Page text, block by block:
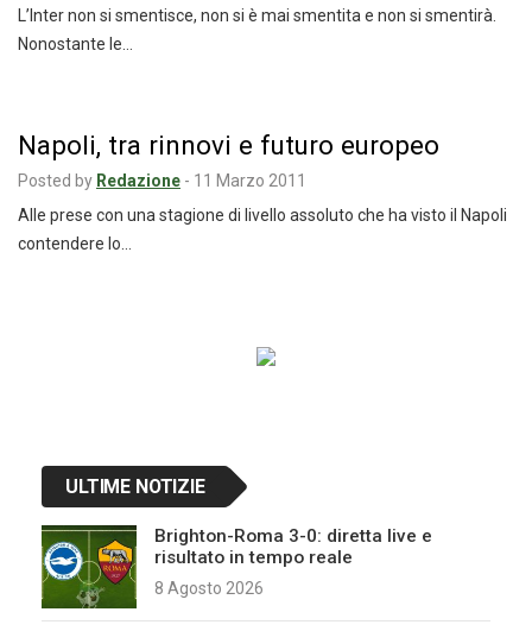
L’Inter non si smentisce, non si è mai smentita e non si smentirà.
Nonostante le…
Napoli, tra rinnovi e futuro europeo
Posted by Redazione - 11 Marzo 2011
Alle prese con una stagione di livello assoluto che ha visto il Napoli
contendere lo…
ULTIME NOTIZIE
Brighton-Roma 3-0: diretta live e
risultato in tempo reale
8 Agosto 2026